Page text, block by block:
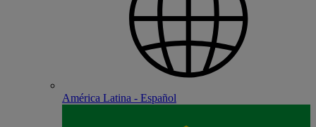
América Latina - Español